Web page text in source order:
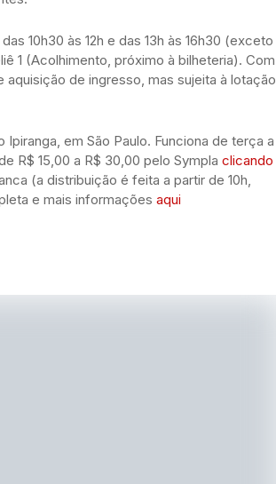
10h30 às 12h e das 13h às 16h30 (exceto
1 (Acolhimento, próximo à bilheteria). Com
de ingresso, mas sujeita à lotação
em São Paulo. Funciona de terça a
R$ 15,00 a R$ 30,00 pelo Sympla clicando
(a distribuição é feita a partir de 10h,
e mais informações aqui